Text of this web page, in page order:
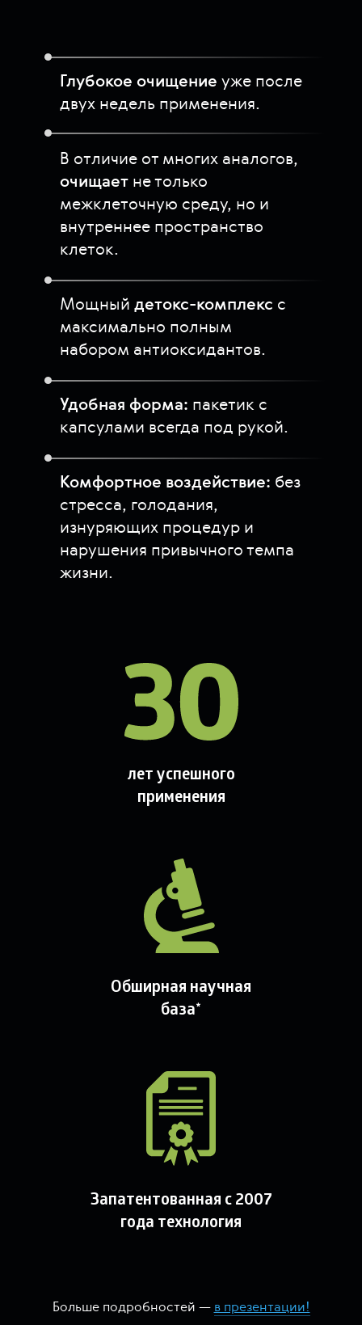
Глубокое очищение уже после
двух недель применения.
В отличие от многих аналогов,
очищает не только
межклеточную среду, но и
внутреннее пространство
клеток.
Мощный детокс-комплекс с
максимально полным
набором антиоксидантов.
Удобная форма: пакетик с
капсулами всегда под рукой.
Комфортное воздействие: без
стресса, голодания,
изнуряющих процедур и
нарушения привычного темпа
жизни.
лет успешного
применения
Обширная научная
база*
Запатентованная с 2007
года технология
Больше подробностей — в презентации!